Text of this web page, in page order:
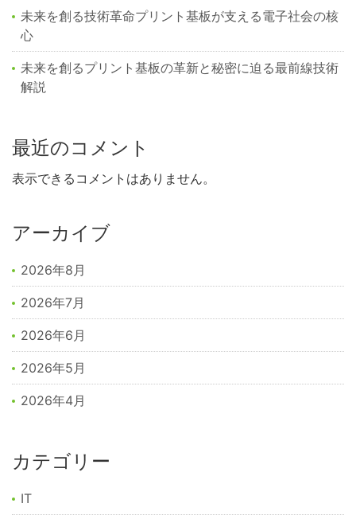
未来を創る技術革命プリント基板が支える電子社会の核
心
未来を創るプリント基板の革新と秘密に迫る最前線技術
解説
最近のコメント
表示できるコメントはありません。
アーカイブ
2026年8月
2026年7月
2026年6月
2026年5月
2026年4月
カテゴリー
IT